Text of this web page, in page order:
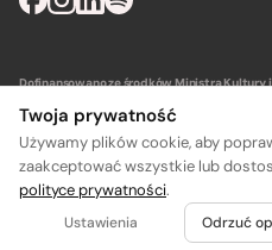
Dofinansowano ze środków Ministra
Wydawca: SIW Znak w Krakowie
Twoja prywatność
Używamy plików cookie, aby
zaakceptować wszystkie lub
polityce prywatności.
Ustawienia Odrzuć